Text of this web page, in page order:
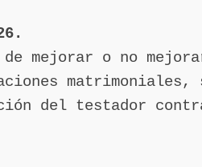
de mejorar o no
matrimoniales,
del testador